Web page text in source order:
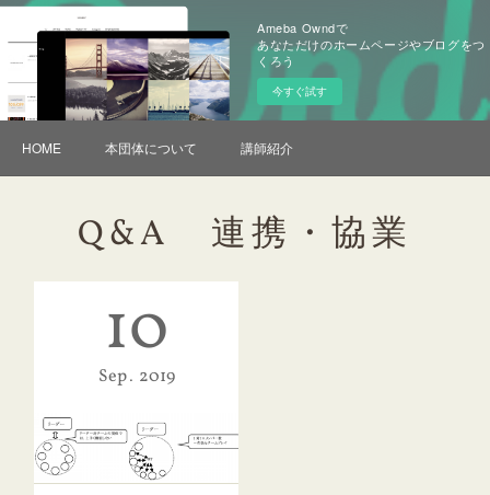
Ameba Owndで
あなただけのホームページやブログをつ
くろう
今すぐ試す
HOME 本団体について 講師紹介
Q&A 連携・協業
10
Sep 2019